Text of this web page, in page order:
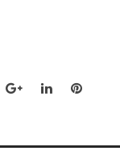
Google+LinkedIn